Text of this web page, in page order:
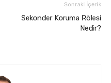
Sonraki İçerik
Sekonder Koruma Rölesi
Nedir?